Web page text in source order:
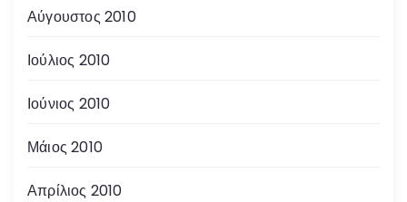
Αύγουστος 2010
Ιούλιος 2010
Ιούνιος 2010
Μάιος 2010
Απρίλιος 2010